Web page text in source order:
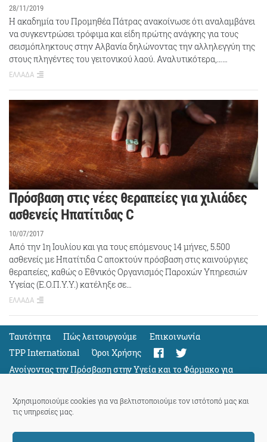
Χρησιμοποιούμε cookies για να βελτιστοποιούμε τον ιστότοπό μας και
τις υπηρεσίες μας.
28/11/2019
Η ακαδημία του Προμηθέα Πάτρας ανακοίνωσε ότι αναλαμβάνει
να συγκεντρώσει τρόφιμα και είδη πρώτης ανάγκης για τους
σεισμόπληκτους στην Αλβανία δηλώνοντας την αλληλεγγύη της
στους πληγέντες του γειτονικού λαού. Αναλυτικότερα,……
ΕΛΛΑΔΑ
Πρόσβαση στις νέες θεραπείες για χιλιάδες
ασθενείς Ηπατίτιδας C
10/07/2017
Aπό την 1η Ιουλίου και για τους επόμενους 14 μήνες, 5.500
ασθενείς με Ηπατίτιδα C αποκτούν πρόσβαση στις καινούργιες
θεραπείες, καθώς ο Εθνικός Οργανισμός Παροχών Υπηρεσιών
Υγείας (Ε.Ο.Π.Υ.Υ.) κατέληξε σε…
ΕΛΛΑΔΑ
Ταυτότητα Πώς λειτουργούμε
Eπικοινωνία
TPP International
Όροι Χρήσης
Ανοίγοντας την Πρόσβαση στην Υγεία και το Φάρμακο για
Όλους
Support